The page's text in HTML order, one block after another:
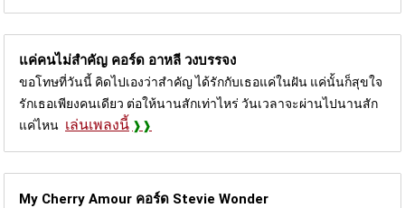
แค่คนไม่สำคัญ คอร์ด อาหลี วงบรรจง
ขอโทษที่วันนี้ คิดไปเองว่าสำคัญ ได้รักกับเธอแค่ในฝัน แค่นั้นก็สุขใจ
รักเธอเพียงคนเดียว ต่อให้นานสักเท่าไหร่ วันเวลาจะผ่านไปนานสัก
แค่ไหน เล่นเพลงนี้
My Cherry Amour คอร์ด Stevie Wonder